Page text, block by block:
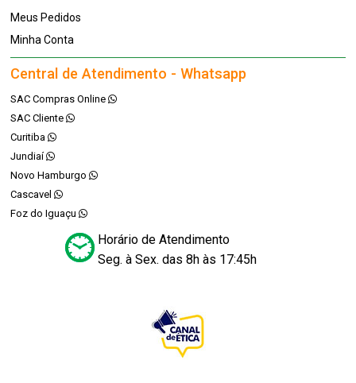
Meus Pedidos
Minha Conta
Central de Atendimento - Whatsapp
SAC Compras Online
SAC Cliente
Curitiba
Jundiaí
Novo Hamburgo
Cascavel
Foz do Iguaçu
Horário de Atendimento
Seg. à Sex. das 8h às 17:45h